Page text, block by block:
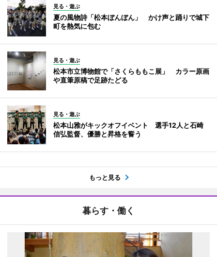
見る・遊ぶ
夏の風物詩「松本ぼんぼん」 かけ声と踊りで城下
町を熱気に包む
見る・遊ぶ
松本市立博物館で「さくらももこ展」 カラー原画
や直筆原稿で足跡たどる
見る・遊ぶ
松本山雅がキックオフイベント 選手12人と石崎
信弘監督、優勝と昇格を誓う
もっと見る
暮らす・働く